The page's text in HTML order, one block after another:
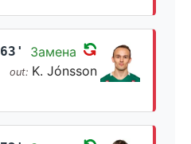
63' Замена
out: K. Jónsson